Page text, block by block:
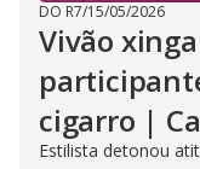
DO R7/15/05/2026
Vivão
cigarro |
Estilista detonou